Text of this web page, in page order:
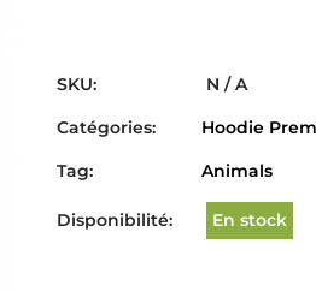
SKU:
N / A
Catégories:
Hoodie
Tag:
Animals
Disponibilité: En stock